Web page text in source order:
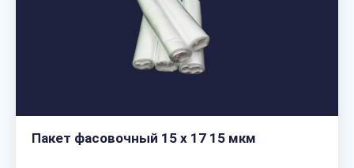
Пакет фасовочный 15 х 17 15 мкм